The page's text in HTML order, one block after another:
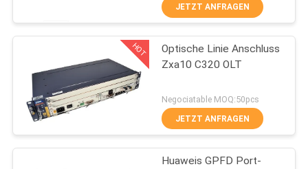
TRETEN
MIT
UNS
VERBINDUNG
WiFi GPON ONU
JETZT ANFRAGEN
HOT
Optische Linie Anschluss
Zxa10 C320 OLT
Negociatable MOQ:50pcs
JETZT ANFRAGEN
Huaweis GPFD Port-